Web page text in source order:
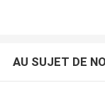
AU SUJET DE